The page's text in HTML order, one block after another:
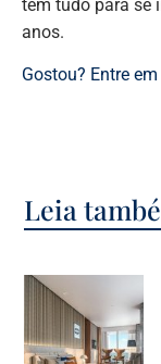
tem tudo para se
anos.
Gostou? Entre
Leia